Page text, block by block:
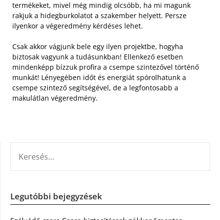
termékeket, mivel még mindig olcsóbb, ha mi magunk
rakjuk a hidegburkolatot a szakember helyett. Persze
ilyenkor a végeredmény kérdéses lehet.
Csak akkor vágjunk bele egy ilyen projektbe, hogyha
biztosak vagyunk a tudásunkban! Ellenkező esetben
mindenképp bízzuk profira a csempe szintezővel történő
munkát! Lényegében időt és energiát spórolhatunk a
csempe szintező segítségével, de a legfontosabb a
makulátlan végeredmény.
Legutóbbi bejegyzések